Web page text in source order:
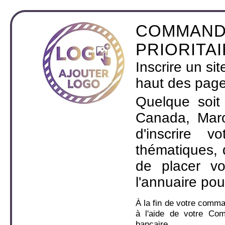
Inscrire un
haut des
Quelque
Canada,
d'inscrire
thématiques,
de placer
l'annuaire
À la fin de votre
à l'aide de votre